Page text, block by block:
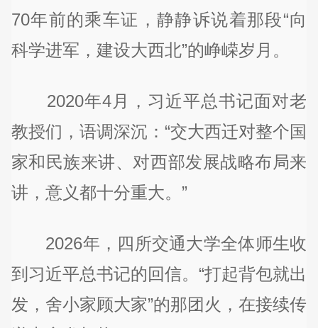
70年前的乘车证，静静诉说着那段“向
科学进军，建设大西北”的峥嵘岁月。
2020年4月，习近平总书记面对老
教授们，语调深沉：“交大西迁对整个国
家和民族来讲、对西部发展战略布局来
讲，意义都十分重大。”
2026年，四所交通大学全体师生收
到习近平总书记的回信。“打起背包就出
发，舍小家顾大家”的那团火，在接续传